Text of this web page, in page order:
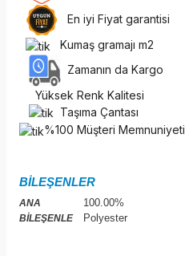
En iyi Fiyat garantisi
Kumaş gramajı m2
Zamanın da Kargo
Yüksek Renk Kalitesi
Taşıma Çantası
%100 Müşteri Memnuniyeti
BİLEŞENLER
ANA
BİLEŞENLE
100.00%
Polyester